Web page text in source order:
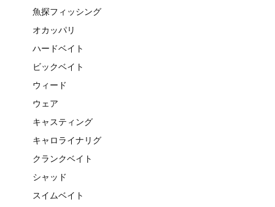
魚探フィッシング
オカッパリ
ハードベイト
ビックベイト
ウィード
ウェア
キャスティング
キャロライナリグ
クランクベイト
シャッド
スイムベイト